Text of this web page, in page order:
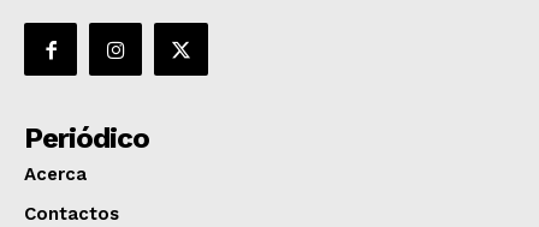
Periódico
Acerca
Contactos